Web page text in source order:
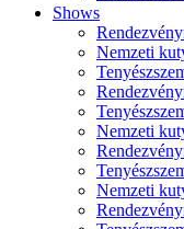
Shows
Nemzeti
Nemzeti
Nemzeti